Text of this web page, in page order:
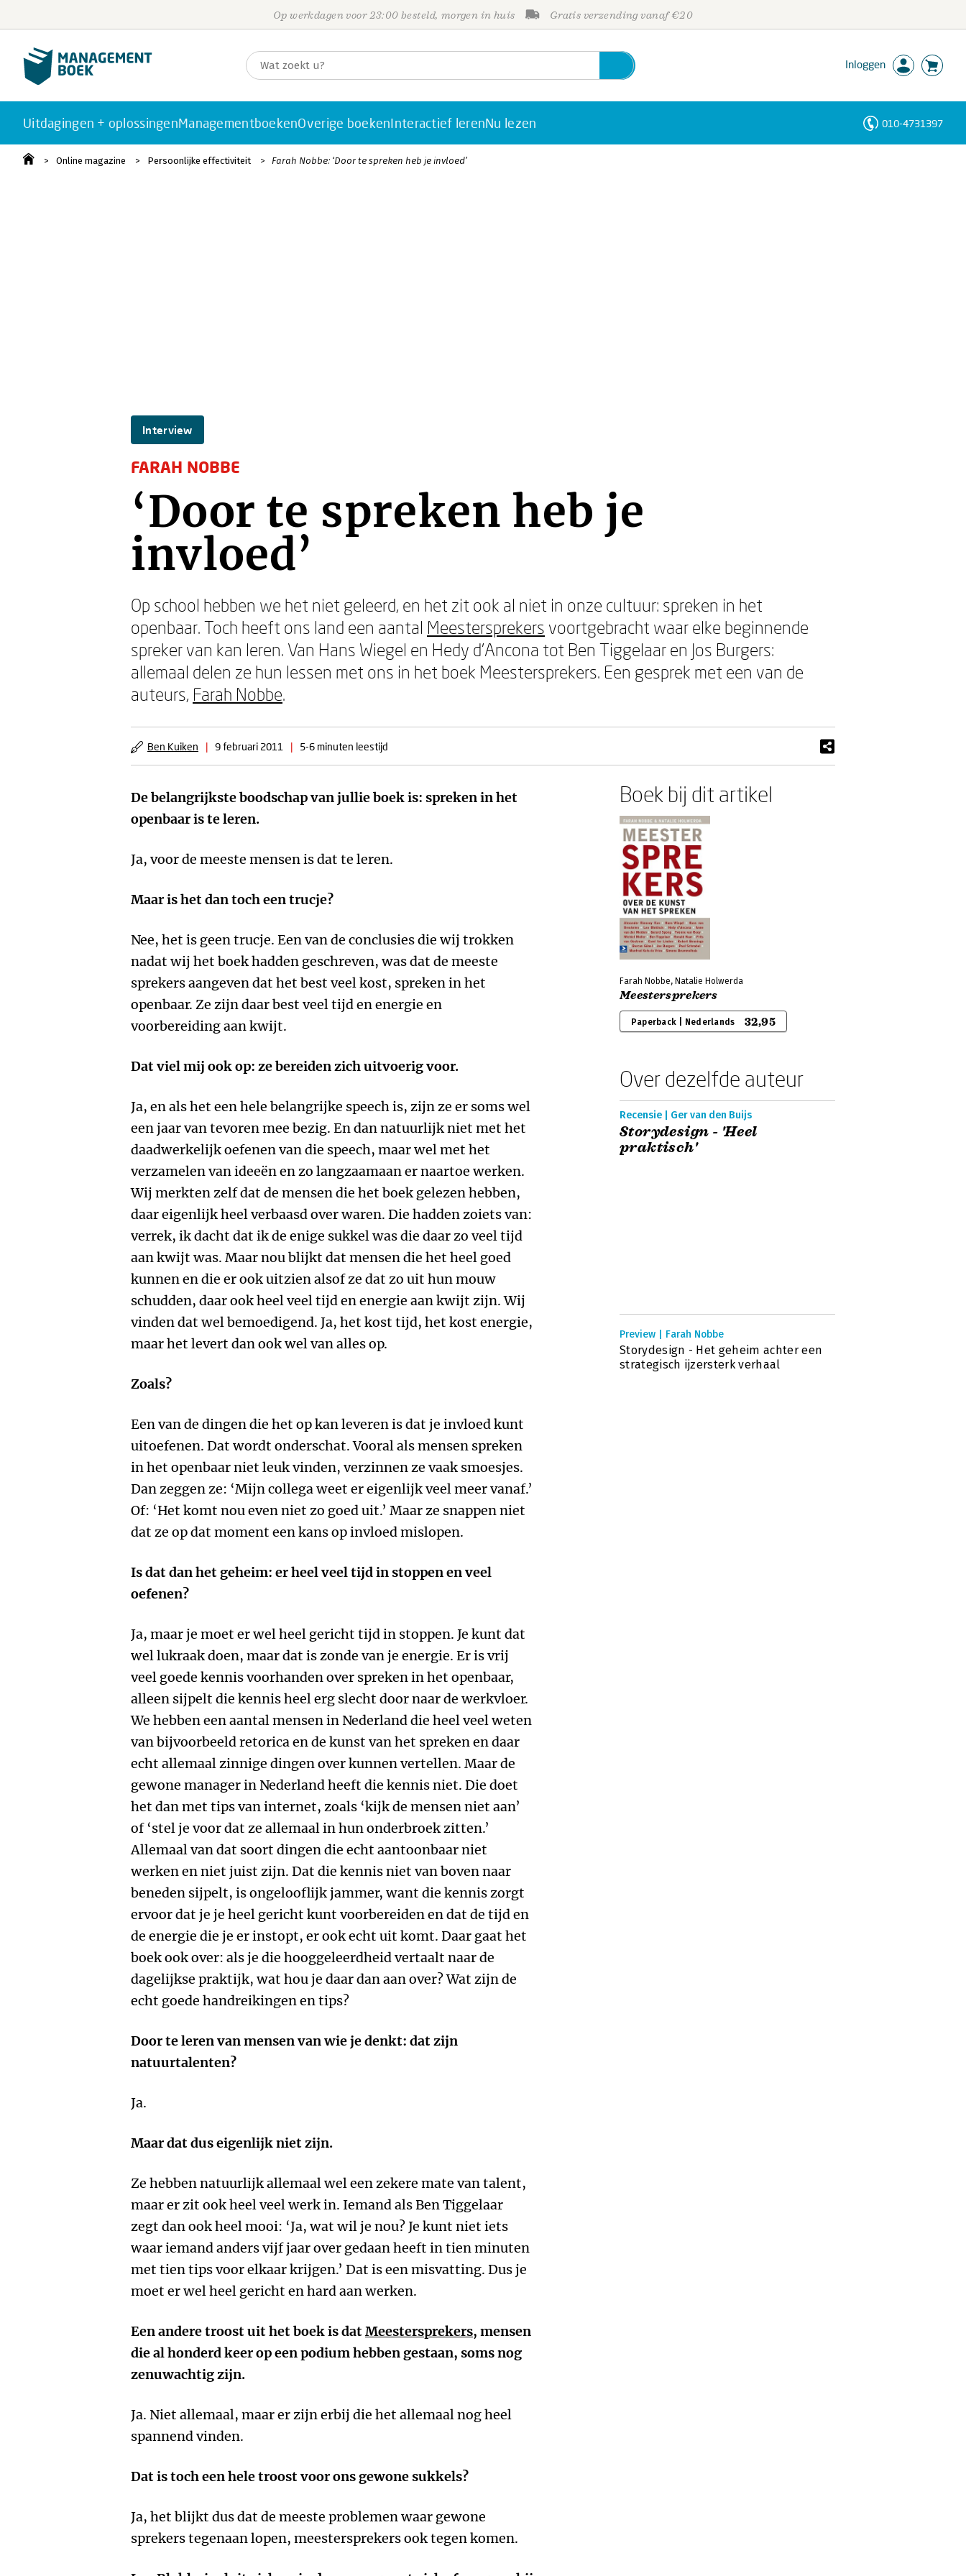
Op werkdagen voor 23:00 besteld, morgen in huis Gratis verzending vanaf €20
Inloggen
Uitdagingen + oplossingenManagementboekenOverige boekenInteractief lerenNu lezen 010-4731397
Online magazine Persoonlijke effectiviteit Farah Nobbe: ‘Door te spreken heb je invloed’
Interview
FARAH NOBBE
‘Door te spreken heb je
invloed’
Op school hebben we het niet geleerd, en het zit ook al niet in onze cultuur: spreken in het
openbaar. Toch heeft ons land een aantal Meestersprekers voortgebracht waar elke beginnende
spreker van kan leren. Van Hans Wiegel en Hedy d’Ancona tot Ben Tiggelaar en Jos Burgers:
allemaal delen ze hun lessen met ons in het boek Meestersprekers. Een gesprek met een van de
auteurs, Farah Nobbe.
Ben Kuiken | 9 februari 2011 | 5-6 minuten leestijd
De belangrijkste boodschap van jullie boek is: spreken in het
openbaar is te leren.
Ja, voor de meeste mensen is dat te leren.
Maar is het dan toch een trucje?
Nee, het is geen trucje. Een van de conclusies die wij trokken
nadat wij het boek hadden geschreven, was dat de meeste
sprekers aangeven dat het best veel kost, spreken in het
openbaar. Ze zijn daar best veel tijd en energie en
voorbereiding aan kwijt.
Dat viel mij ook op: ze bereiden zich uitvoerig voor.
Ja, en als het een hele belangrijke speech is, zijn ze er soms wel
een jaar van tevoren mee bezig. En dan natuurlijk niet met het
daadwerkelijk oefenen van die speech, maar wel met het
verzamelen van ideeën en zo langzaamaan er naartoe werken.
Wij merkten zelf dat de mensen die het boek gelezen hebben,
daar eigenlijk heel verbaasd over waren. Die hadden zoiets van:
verrek, ik dacht dat ik de enige sukkel was die daar zo veel tijd
aan kwijt was. Maar nou blijkt dat mensen die het heel goed
kunnen en die er ook uitzien alsof ze dat zo uit hun mouw
schudden, daar ook heel veel tijd en energie aan kwijt zijn. Wij
vinden dat wel bemoedigend. Ja, het kost tijd, het kost energie,
maar het levert dan ook wel van alles op.
Zoals?
Een van de dingen die het op kan leveren is dat je invloed kunt
uitoefenen. Dat wordt onderschat. Vooral als mensen spreken
in het openbaar niet leuk vinden, verzinnen ze vaak smoesjes.
Dan zeggen ze: ‘Mijn collega weet er eigenlijk veel meer vanaf.’
Of: ‘Het komt nou even niet zo goed uit.’ Maar ze snappen niet
dat ze op dat moment een kans op invloed mislopen.
Is dat dan het geheim: er heel veel tijd in stoppen en veel
oefenen?
Ja, maar je moet er wel heel gericht tijd in stoppen. Je kunt dat
wel lukraak doen, maar dat is zonde van je energie. Er is vrij
veel goede kennis voorhanden over spreken in het openbaar,
alleen sijpelt die kennis heel erg slecht door naar de werkvloer.
We hebben een aantal mensen in Nederland die heel veel weten
van bijvoorbeeld retorica en de kunst van het spreken en daar
echt allemaal zinnige dingen over kunnen vertellen. Maar de
gewone manager in Nederland heeft die kennis niet. Die doet
het dan met tips van internet, zoals ‘kijk de mensen niet aan’
of ‘stel je voor dat ze allemaal in hun onderbroek zitten.’
Allemaal van dat soort dingen die echt aantoonbaar niet
werken en niet juist zijn. Dat die kennis niet van boven naar
beneden sijpelt, is ongelooflijk jammer, want die kennis zorgt
ervoor dat je je heel gericht kunt voorbereiden en dat de tijd en
de energie die je er instopt, er ook echt uit komt. Daar gaat het
boek ook over: als je die hooggeleerdheid vertaalt naar de
dagelijkse praktijk, wat hou je daar dan aan over? Wat zijn de
echt goede handreikingen en tips?
Door te leren van mensen van wie je denkt: dat zijn
natuurtalenten?
Ja.
Maar dat dus eigenlijk niet zijn.
Ze hebben natuurlijk allemaal wel een zekere mate van talent,
maar er zit ook heel veel werk in. Iemand als Ben Tiggelaar
zegt dan ook heel mooi: ‘Ja, wat wil je nou? Je kunt niet iets
waar iemand anders vijf jaar over gedaan heeft in tien minuten
met tien tips voor elkaar krijgen.’ Dat is een misvatting. Dus je
moet er wel heel gericht en hard aan werken.
Een andere troost uit het boek is datMeestersprekers, mensen
die al honderd keer op een podium hebben gestaan, soms nog
zenuwachtig zijn.
Ja. Niet allemaal, maar er zijn erbij die het allemaal nog heel
spannend vinden.
Dat is toch een hele troost voor ons gewone sukkels?
Ja, het blijkt dus dat de meeste problemen waar gewone
sprekers tegenaan lopen, meestersprekers ook tegen komen.
Boek bij dit artikel
Farah Nobbe, Natalie Holwerda
Meestersprekers
Paperback | Nederlands 32,95
Over dezelfde auteur
Recensie | Ger van den Buijs
Storydesign - 'Heel
praktisch'
Preview | Farah Nobbe
Storydesign - Het geheim achter een
strategisch ijzersterk verhaal
Personen